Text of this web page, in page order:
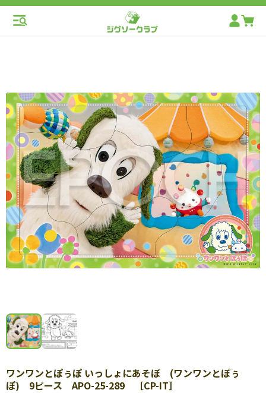
ワンワンとぽぅぽ いっしょにあそぼ (ワンワンとぽぅ
ぽ) 9ピース APO-25-289 ［CP-IT］